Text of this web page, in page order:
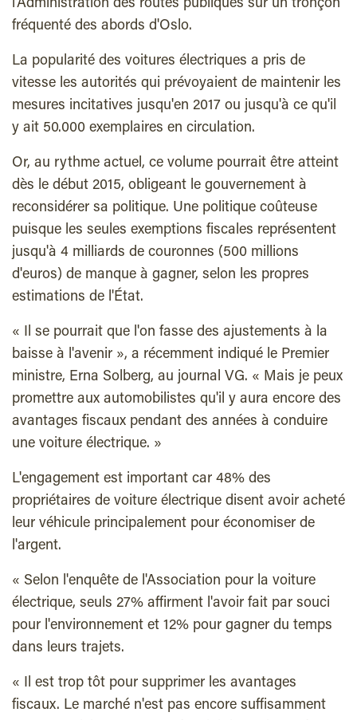
l'Administration des routes publiques sur un tronçon
fréquenté des abords d'Oslo.
La popularité des voitures électriques a pris de
vitesse les autorités qui prévoyaient de maintenir les
mesures incitatives jusqu'en 2017 ou jusqu'à ce qu'il
y ait 50.000 exemplaires en circulation.
Or, au rythme actuel, ce volume pourrait être atteint
dès le début 2015, obligeant le gouvernement à
reconsidérer sa politique. Une politique coûteuse
puisque les seules exemptions fiscales représentent
jusqu'à 4 milliards de couronnes (500 millions
d'euros) de manque à gagner, selon les propres
estimations de l'État.
« Il se pourrait que l'on fasse des ajustements à la
baisse à l'avenir », a récemment indiqué le Premier
ministre, Erna Solberg, au journal VG. « Mais je peux
promettre aux automobilistes qu'il y aura encore des
avantages fiscaux pendant des années à conduire
une voiture électrique. »
L'engagement est important car 48% des
propriétaires de voiture électrique disent avoir acheté
leur véhicule principalement pour économiser de
l'argent.
« Selon l'enquête de l'Association pour la voiture
électrique, seuls 27% affirment l'avoir fait par souci
pour l'environnement et 12% pour gagner du temps
dans leurs trajets.
« Il est trop tôt pour supprimer les avantages
fiscaux. Le marché n'est pas encore suffisamment